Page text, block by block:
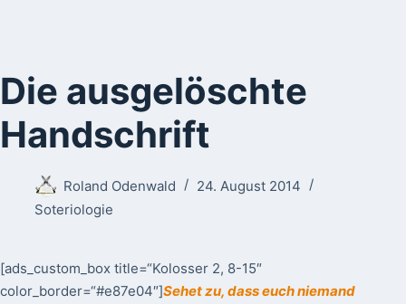
Die ausgelöschte
Handschrift
Roland Odenwald
24. August 2014
Soteriologie
[ads_custom_box title=“Kolosser 2, 8-15″
color_border=“#e87e04″]Sehet zu, dass euch niemand